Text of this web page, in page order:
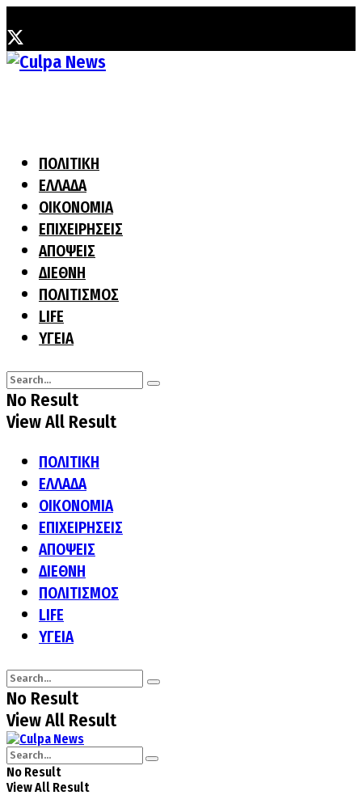
ΠΟΛΙΤΙΚΗ
ΕΛΛΑΔΑ
ΟΙΚΟΝΟΜΙΑ
ΕΠΙΧΕΙΡΗΣΕΙΣ
ΑΠΟΨΕΙΣ
ΔΙΕΘΝΗ
ΠΟΛΙΤΙΣΜΟΣ
LIFE
ΥΓΕΙΑ
No Result
View All Result
ΠΟΛΙΤΙΚΗ
ΕΛΛΑΔΑ
ΟΙΚΟΝΟΜΙΑ
ΕΠΙΧΕΙΡΗΣΕΙΣ
ΑΠΟΨΕΙΣ
ΔΙΕΘΝΗ
ΠΟΛΙΤΙΣΜΟΣ
LIFE
ΥΓΕΙΑ
No Result
View All Result
No Result
View All Result